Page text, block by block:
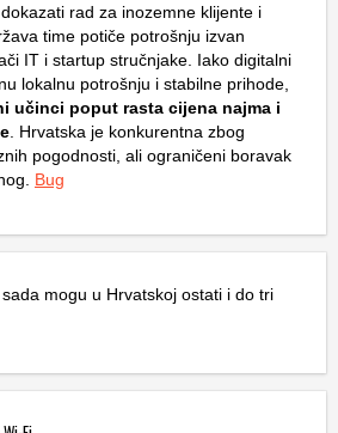
rad za inozemne klijente i
time potiče potrošnju izvan
IT i startup stručnjake. Iako digitalni
lokalnu potrošnju i stabilne prihode,
učinci poput rasta cijena najma i
. Hrvatska je konkurentna zbog
pogodnosti, ali ograničeni boravak
Bug
mogu u Hrvatskoj ostati i do tri